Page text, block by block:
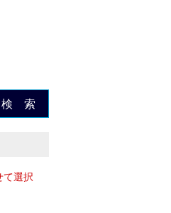
検 索
て選択